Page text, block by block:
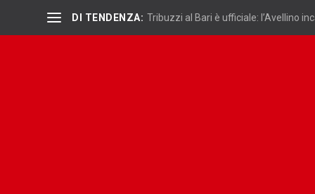
DI TENDENZA: Tribuzzi al Bari è ufficiale: l’Avellino